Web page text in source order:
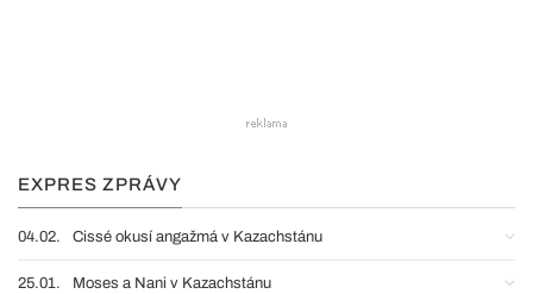
EXPRES ZPRÁVY
04.02. Cissé okusí angažmá v Kazachstánu
25.01. Moses a Nani v Kazachstánu